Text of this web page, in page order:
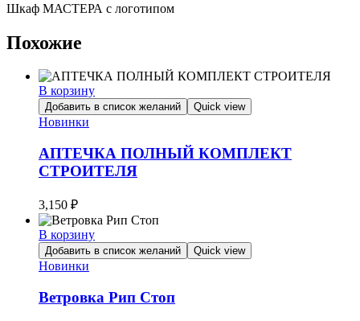
Шкаф МАСТЕРА с логотипом
Похожие
В корзину
Добавить в список желаний Quick view
Новинки
АПТЕЧКА ПОЛНЫЙ КОМПЛЕКТ
СТРОИТЕЛЯ
3,150 ₽
В корзину
Добавить в список желаний Quick view
Новинки
Ветровка Рип Стоп